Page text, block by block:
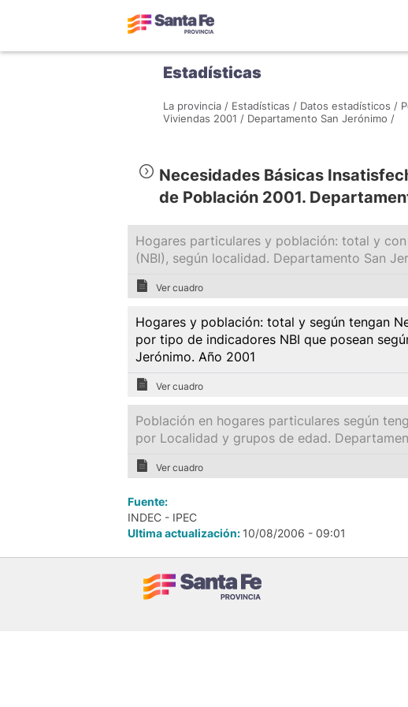
Estadísticas
La provincia / Estadísticas / Datos estadísticos /
Viviendas 2001 / Departamento San Jerónimo /
Necesidades Básicas
de Población 2001.
Hogares particulares y población: total y
(NBI), según localidad. Departamento San
Ver cuadro
Hogares y población: total y según tengan
por tipo de indicadores NBI que posean
Jerónimo. Año 2001
Ver cuadro
Población en hogares particulares según
por Localidad y grupos de edad.
Ver cuadro
Fuente:
INDEC - IPEC
Ultima actualización: 10/08/2006 - 09:01